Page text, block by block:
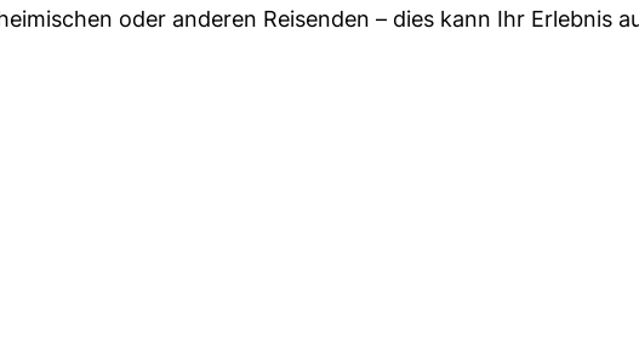
oder anderen Reisenden – dies kann Ihr Erlebnis